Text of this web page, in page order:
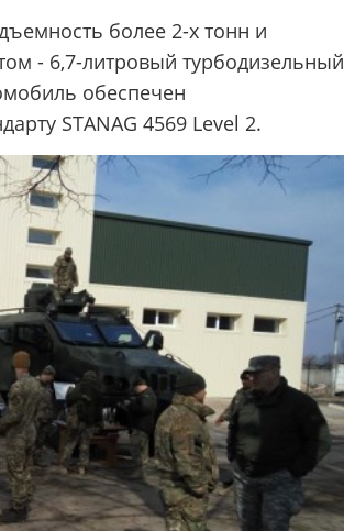
более 2-х тонн и
- 6,7-литровый турбодизельный
обеспечен
STANAG 4569 Level 2.